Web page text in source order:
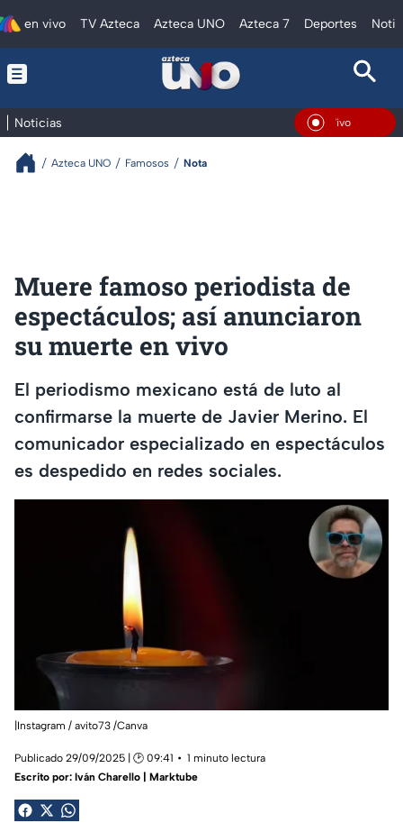
en vivo TV Azteca Azteca UNO Azteca 7 Deportes
Noticias En Vivo
Azteca UNO Famosos Nota
Muere famoso periodista de
espectáculos; así anunciaron
su muerte en vivo
El periodismo mexicano está de luto al
confirmarse la muerte de Javier Merino. El
comunicador especializado en espectáculos
es despedido en redes sociales.
|Instagram / avito73 /Canva
Publicado 29/09/2025 | 🕑 09:41
1 minuto lectura
Escrito por: Iván Charello | Marktube